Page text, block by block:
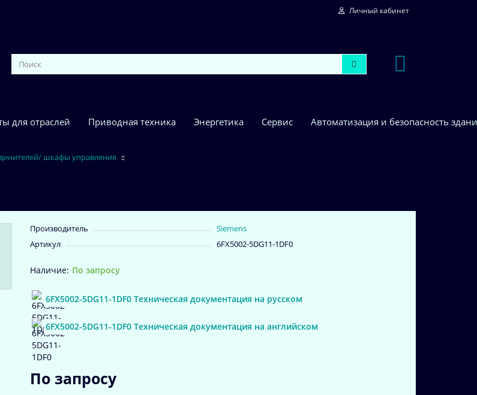
Личный кабинет
для отраслей Приводная техника Энергетика Сервис Автоматизация и безопасность
шкафы управления
Производитель
Siemens
Артикул
6FX5002-5DG11-1DF0
По запросу
6FX5002-5DG11-1DF0 Техническая документация на русском
6FX5002-5DG11-1DF0 Техническая документация на английском
По запросу